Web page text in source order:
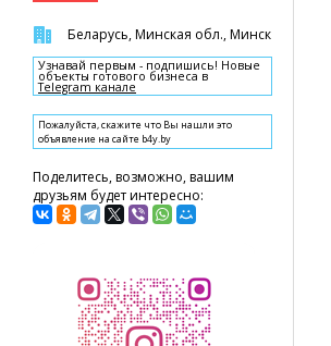
Беларусь, Минская обл., Минск
Узнавай первым - подпишись! Новые
объекты готового бизнеса в
Telegram канале
Пожалуйста, скажите что Вы нашли это
объявление на сайте b4y.by
Поделитесь, возможно, вашим
друзьям будет интересно: